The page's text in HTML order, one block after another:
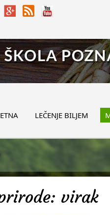
LEČENJE BILJEM
virak